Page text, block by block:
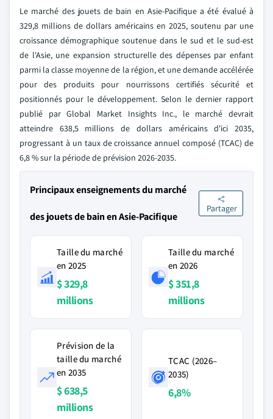
Le marché des jouets de bain en Asie-Pacifique a été évalué à
329,8 millions de dollars américains en 2025, soutenu par une
croissance démographique soutenue dans le sud et le sud-est
de l'Asie, une expansion structurelle des dépenses par enfant
parmi la classe moyenne de la région, et une demande accélérée
pour des produits pour nourrissons certifiés sécurité et
positionnés pour le développement. Selon le dernier rapport
publié par Global Market Insights Inc., le marché devrait
atteindre 638,5 millions de dollars américains d'ici 2035,
progressant à un taux de croissance annuel composé (TCAC) de
6,8 % sur la période de prévision 2026-2035.
Principaux enseignements du marché
des jouets de bain en Asie-Pacifique
Partager
Taille du marché
en 2025
$ 329,8
millions
Taille du marché
en 2026
$ 351,8
millions
Prévision de la
taille du marché
en 2035
$ 638,5
millions
TCAC (2026–
2035)
6,8%